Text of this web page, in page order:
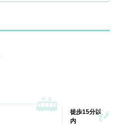
徒歩15分以
内